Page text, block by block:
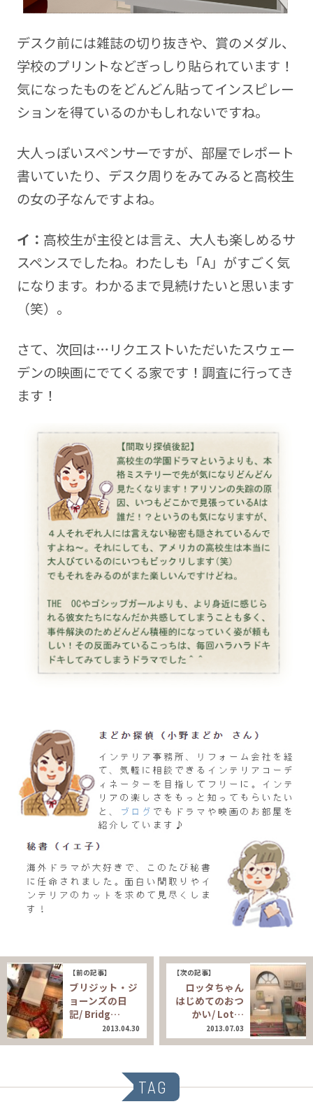
デスク前には雑誌の切り抜きや、賞のメダル、
学校のプリントなどぎっしり貼られています！
気になったものをどんどん貼ってインスピレー
ションを得ているのかもしれないですね。
大人っぽいスペンサーですが、部屋でレポート
書いていたり、デスク周りをみてみると高校生
の女の子なんですよね。
イ： 高校生が主役とは言え、大人も楽しめるサ
スペンスでしたね。わたしも「A」がすごく気
になります。わかるまで見続けたいと思います
（笑）。
さて、次回は…リクエストいただいたスウェー
デンの映画にでてくる家です！調査に行ってき
ます！
【前の記事】
ブリジット・ジ
ョーンズの日
記/ Bridg…
2013.04.30
【次の記事】
ロッタちゃん
はじめてのおつ
かい/ Lot…
2013.07.03
TAG